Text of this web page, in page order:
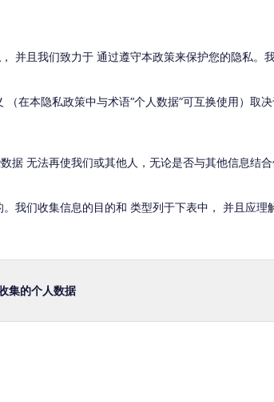
并且我们致力于 通过遵守本政策来保护您的隐私。
在本隐私政策中与术语“个人数据”可互换使用）
无法再使我们或其他人，无论是否与其他信息结合
我们收集信息的目的和 类型列于下表中， 并且应
集的个人数据